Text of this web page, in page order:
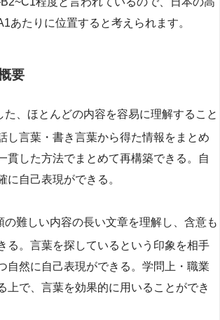
あたりに位置すると考えられます。
要
た、ほとんどの内容を容易に理解すること
し言葉・書き言葉から得た情報をまとめ
貫した方法でまとめて再構築できる。自
に自己表現ができる。
の難しい内容の長い文章を理解し、含意も
る。言葉を探しているという印象を相手
自然に自己表現ができる。学問上・職業
上で、言葉を効果的に用いることができ